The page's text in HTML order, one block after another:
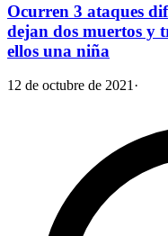
Ocurren 3 ataques
dejan dos muertos y
ellos una niña
12 de octubre de 2021·